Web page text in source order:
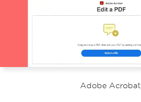
Adobe Acrobat